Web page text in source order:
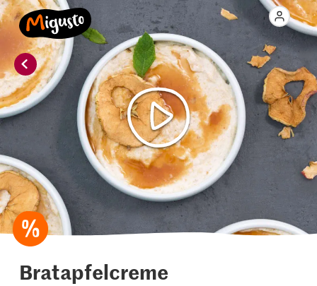
Bratapfelcreme